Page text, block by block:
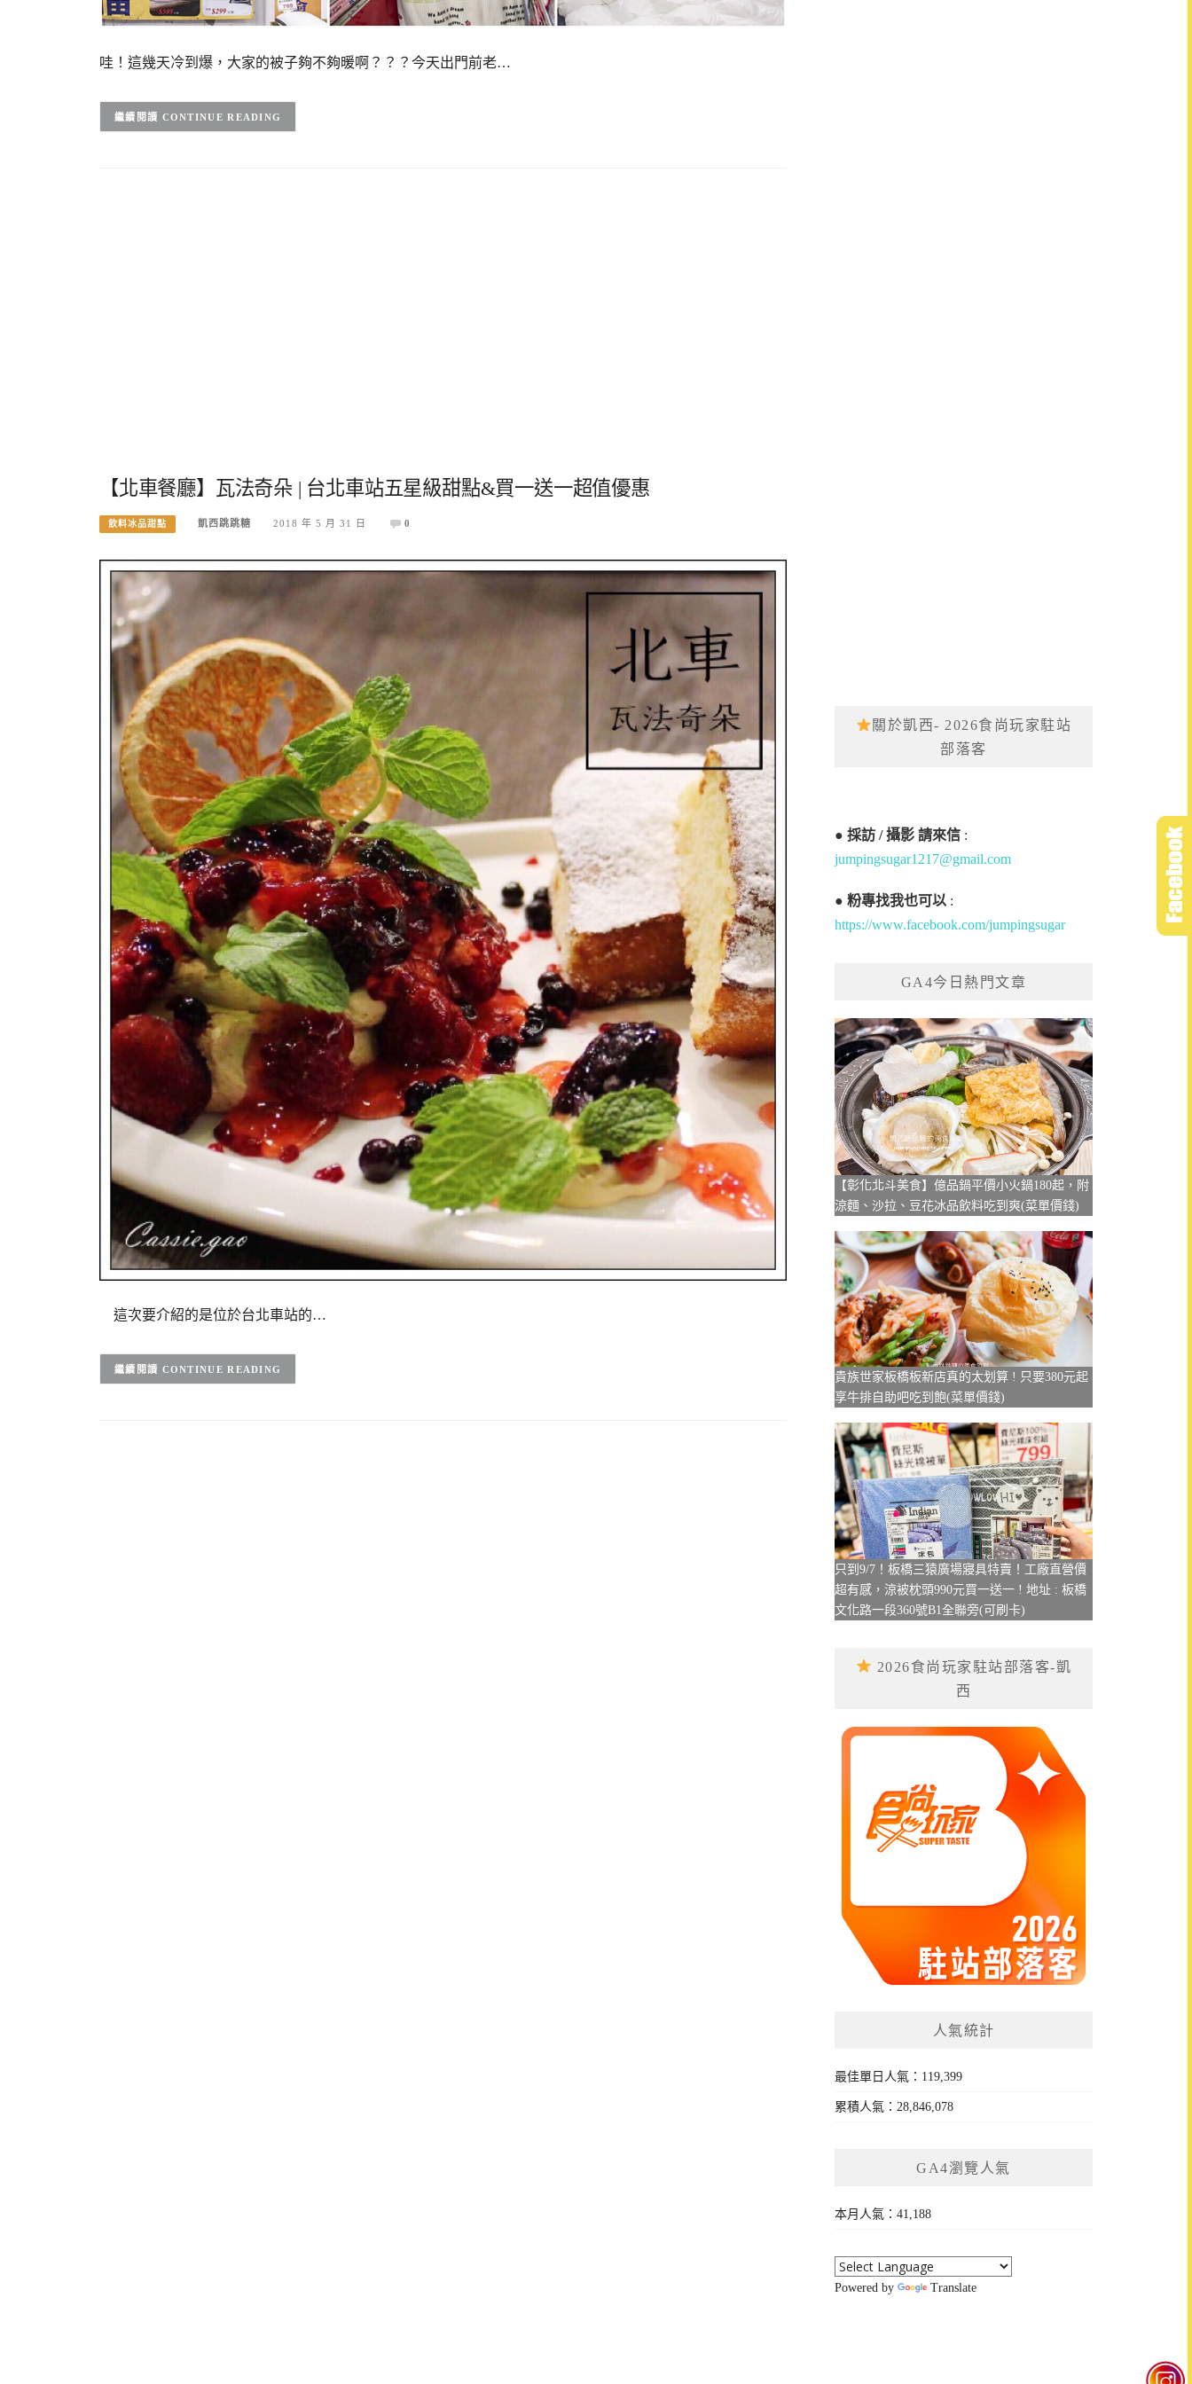
哇！這幾天冷到爆，大家的被子夠不夠暖啊？？？今天出門前老…
CONTINUE READING
【北車餐廳】瓦法奇朵 | 台北車站五星級甜點&買一送一超值優惠
飲料冰品甜點 凱西跳跳糖 2018 年 5 月 31 日 0
這次要介紹的是位於台北車站的…
CONTINUE READING
關於凱西- 2026食尚玩家駐站
部落客
●採訪 / 攝影 請來信 :
jumpingsugar1217@gmail.com
●粉專找我也可以 :
https://www.facebook.com/jumpingsugar
GA4今日熱門文章
【彰化北斗美食】億品鍋平價小火鍋180起，附
涼麵、沙拉、豆花冰品飲料吃到爽(菜單價錢)
貴族世家板橋板新店真的太划算 ! 只要380元起
享牛排自助吧吃到飽(菜單價錢)
只到9/7！板橋三猿廣場寢具特賣！工廠直營價
超有感，涼被枕頭990元買一送一 ! 地址 : 板橋
文化路一段360號B1全聯旁(可刷卡)
2026食尚玩家駐站部落客-凱
西
人氣統計
最佳單日人氣：119,399
累積人氣：28,846,078
GA4瀏覽人氣
本月人氣：41,188
Powered by Translate